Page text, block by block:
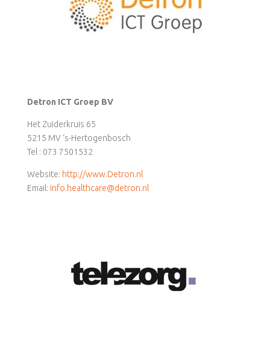
Detron ICT Groep BV
Het Zuiderkruis 65
5215 MV ‘s-Hertogenbosch
Tel : 073 7501532
Website: http://www.Detron.nl
Email: info.healthcare@detron.nl